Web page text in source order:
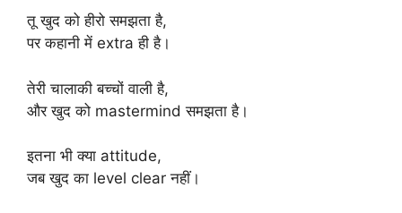
तू खुद को हीरो समझता है,
पर कहानी में extra ही है।
तेरी चालाकी बच्चों वाली है,
और खुद को mastermind समझता है।
इतना भी क्या attitude,
जब खुद का level clear नहीं।